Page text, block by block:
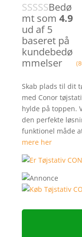
Bedø
mt som 4.9
ud af 5
baseret på
kundebedø
mmelser
(
Skab plads til dit
med Conor
hylde på toppen.
den perfekte
funktionel måde
mere her